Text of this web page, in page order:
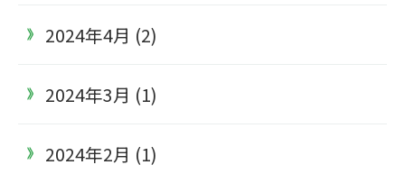
2024年4月 (2)
2024年3月 (1)
2024年2月 (1)